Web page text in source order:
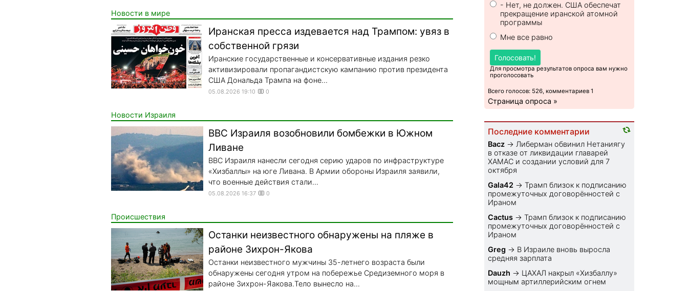
Новости в мире
Иранская пресса издевается над Трампом: увяз в
собственной грязи
Иранские государственные и консервативные издания резко
активизировали пропагандистскую кампанию против президента
США Дональда Трампа на фоне...
05.08.2026 19:10 0
Новости Израиля
ВВС Израиля возобновили бомбежки в Южном
Ливане
ВВС Израиля нанесли сегодня серию ударов по инфраструктуре
«Хизбаллы» на юге Ливана. В Армии обороны Израиля заявили,
что военные действия стали...
05.08.2026 16:37 0
Происшествия
Останки неизвестного обнаружены на пляже в
районе Зихрон-Якова
Останки неизвестного мужчины 35-летнего возраста были
обнаружены сегодня утром на побережье Средиземного моря в
районе Зихрон-Яакова.Тело вынесло на...
06:07 Клиент из Рамле застрелил адвоката
Фельдмана за долг в 15.000 шекелей
05:54 Совет мира пытается выкупить оружие
террористов и убийц ХАМАС
05:45 Религиозные солдаты ЦАХАЛ устроили
игру с оружием, один из них тяжело ранен
20:09 Иран затребовал полный контроль над
Ормузским проливом
19:17 «Пресс-секретарь Нетаниягу»: Либерман
раскритиковал лидера блока МЕРЕЦ и
«Аводы»
- Нет, не должен. США обеспечат
прекращение иранской атомной
программы
Мне все равно
Голосовать!
Для просмотра результатов опроса вам нужно
проголосовать
Всего голосов: 526, комментариев 1
Страница опроса »
Последние комментарии
Bacz → Либерман обвинил Нетаниягу
в отказе от ликвидации главарей
ХАМАС и создании условий для 7
октября
Gala42 →Трамп близок к подписанию
промежуточных договорённостей с
Ираном
Cactus →Трамп близок к подписанию
промежуточных договорённостей с
Ираном
Greg → В Израиле вновь выросла
средняя зарплата
Dauzh → ЦАХАЛ накрыл «Хизбаллу»
мощным артиллерийским огнем